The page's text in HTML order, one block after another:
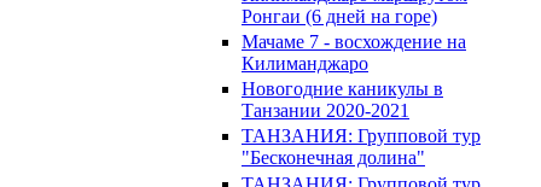
Ронгаи (6 дней на горе)
Мачаме 7 - восхождение на
Килиманджаро
Новогодние каникулы в
Танзании 2020-2021
ТАНЗАНИЯ: Групповой тур
"Бесконечная долина"